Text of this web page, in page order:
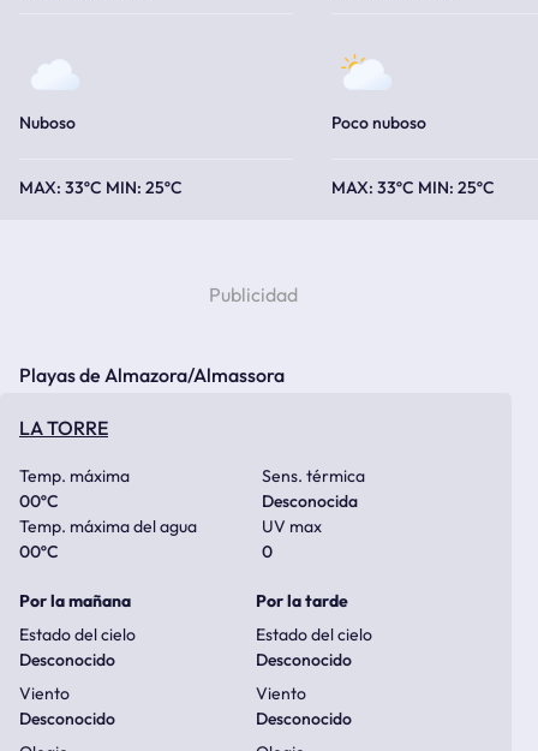
Nuboso
33ºC 25ºC
Poco nuboso
33ºC 25ºC
Playas de Almazora/Almassora
LA TORRE
Temp. máxima
00ºC
Sens. térmica
Desconocida
Temp. máxima del agua
00ºC
UV max
0
Por la mañana
Estado del cielo
Desconocido
Viento
Desconocido
Por la tarde
Estado del cielo
Desconocido
Viento
Desconocido